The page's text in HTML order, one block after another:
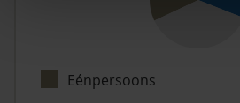
Eénpersoons